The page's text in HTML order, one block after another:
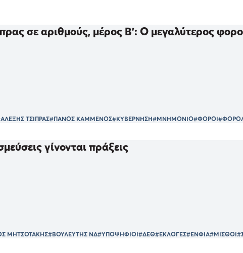
σε αριθμούς, μέρος Β’: Ο μεγαλύτερος
ΤΣΙΠΡΑΣ#ΠΑΝΟΣ ΚΑΜΜΕΝΟΣ#ΚΥΒΕΡΝΗΣΗ#ΜΝΗΜΟΝΙΟ#ΦΟΡΟΙ
γίνονται πράξεις
ΜΗΤΣΟΤΑΚΗΣ#ΒΟΥΛΕΥΤΗΣ ΝΔ#ΥΠΟΨΗΦΙΟΙ#ΔΕΘ#ΕΚΛΟΓΕΣ#ΕΝΦΙΑ#ΜΙΣΘΟΙ